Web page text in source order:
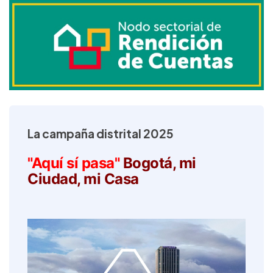
La campaña distrital 2025
"Aquí sí pasa" Bogotá, mi
Ciudad, mi Casa